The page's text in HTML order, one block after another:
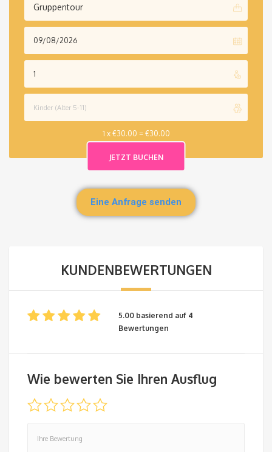
Gruppentour
1 x €30.00 = €30.00
Eine Anfrage senden
KUNDENBEWERTUNGEN
5.00 basierend auf 4
Bewertungen
Wie bewerten Sie Ihren Ausflug